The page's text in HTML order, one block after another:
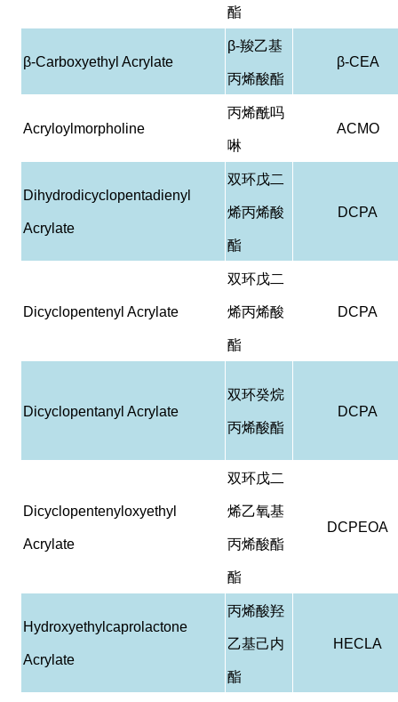
酯
β-Carboxyethyl Acrylate
β-羧乙基
丙烯酸酯
β-CEA
Acryloylmorpholine
丙烯酰吗
啉
ACMO
Dihydrodicyclopentadienyl
Acrylate
双环戊二
烯丙烯酸
酯
DCPA
Dicyclopentenyl Acrylate
双环戊二
烯丙烯酸
酯
DCPA
Dicyclopentanyl Acrylate
双环癸烷
丙烯酸酯
DCPA
Dicyclopentenyloxyethyl
Acrylate
双环戊二
烯乙氧基
丙烯酸酯
酯
DCPEOA
Hydroxyethylcaprolactone
Acrylate
丙烯酸羟
乙基己内
酯
HECLA